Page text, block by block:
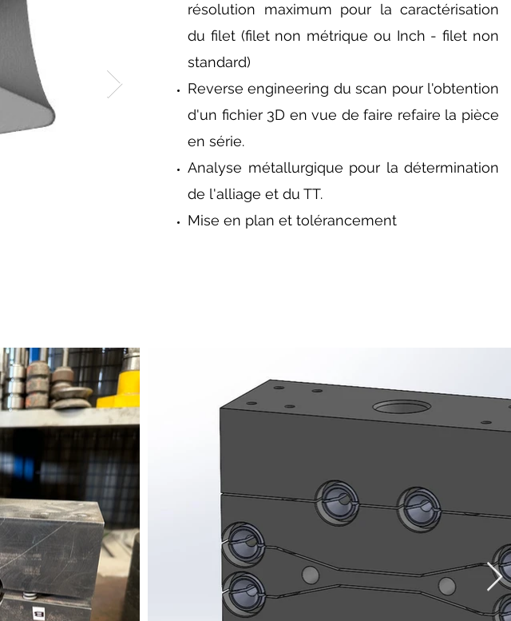
résolution maximum pour la caractérisation
du filet (filet non métrique ou Inch - filet non
standard)
Reverse engineering du scan pour l'obtention
d'un fichier 3D en vue de faire refaire la pièce
en série.
Analyse métallurgique pour la détermination
de l'alliage et du TT.
Mise en plan et tolérancement